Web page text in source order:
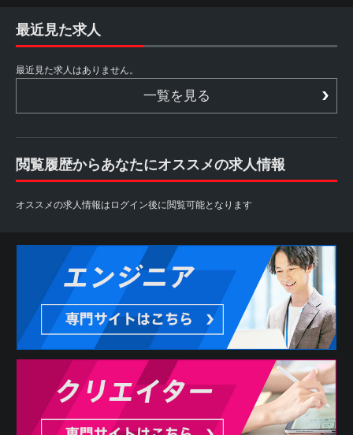
最近見た求人
最近見た求人はありません。
一覧を見る
閲覧履歴からあなたにオススメの求人情報
オススメの求人情報はログイン後に閲覧可能となります